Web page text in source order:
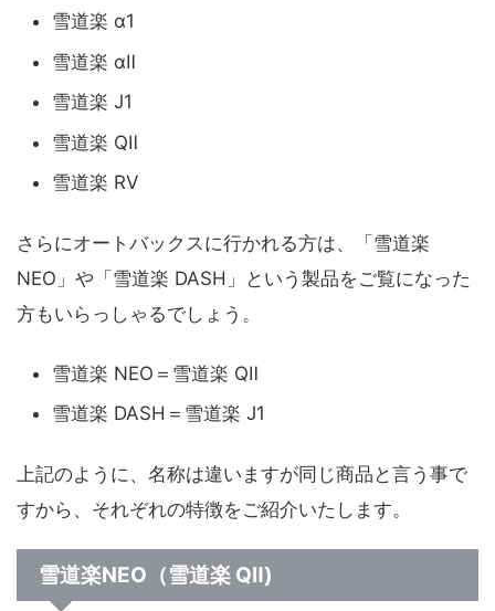
雪道楽 α1
雪道楽 αⅡ
雪道楽 J1
雪道楽 QⅡ
雪道楽 RV
さらにオートバックスに行かれる方は、「雪道楽
NEO」や「雪道楽 DASH」という製品をご覧になった
方もいらっしゃるでしょう。
雪道楽 NEO＝雪道楽 QⅡ
雪道楽 DASH＝雪道楽 J1
上記のように、名称は違いますが同じ商品と言う事で
すから、それぞれの特徴をご紹介いたします。
雪道楽NEO（雪道楽 QⅡ)